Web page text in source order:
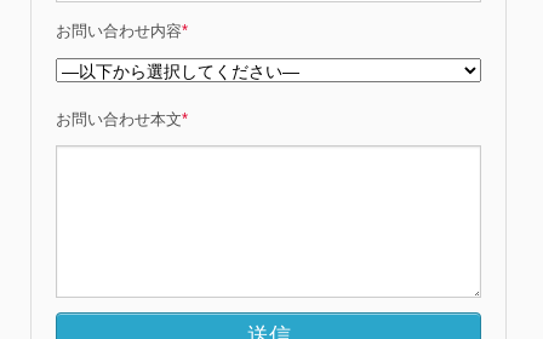
お問い合わせ内容*
お問い合わせ本文*